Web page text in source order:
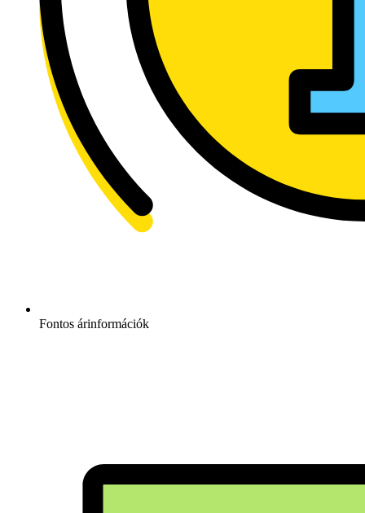
Fontos árinformációk